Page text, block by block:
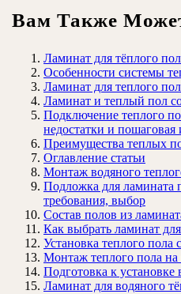
Вам Также
Ламинат для тёплого
Особенности системы
Ламинат для теплого
Ламинат и теплый пол
Подключение теплого
недостатки и пошаговая
Преимущества теплых
Оглавление статьи
Монтаж водяного
Подложка для ламината
требования, выбор
Состав полов из
Как выбрать ламинат
Установка теплого пола
Монтаж теплого пола на
Подготовка к
Ламинат для водяного